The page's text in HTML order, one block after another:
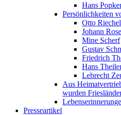
Hans
Persönlichkeiten
Otto
Johann Rose
Mine Scherf
Gustav
Friedrich
Hans
Lebrecht
Aus
wurden
Presseartikel